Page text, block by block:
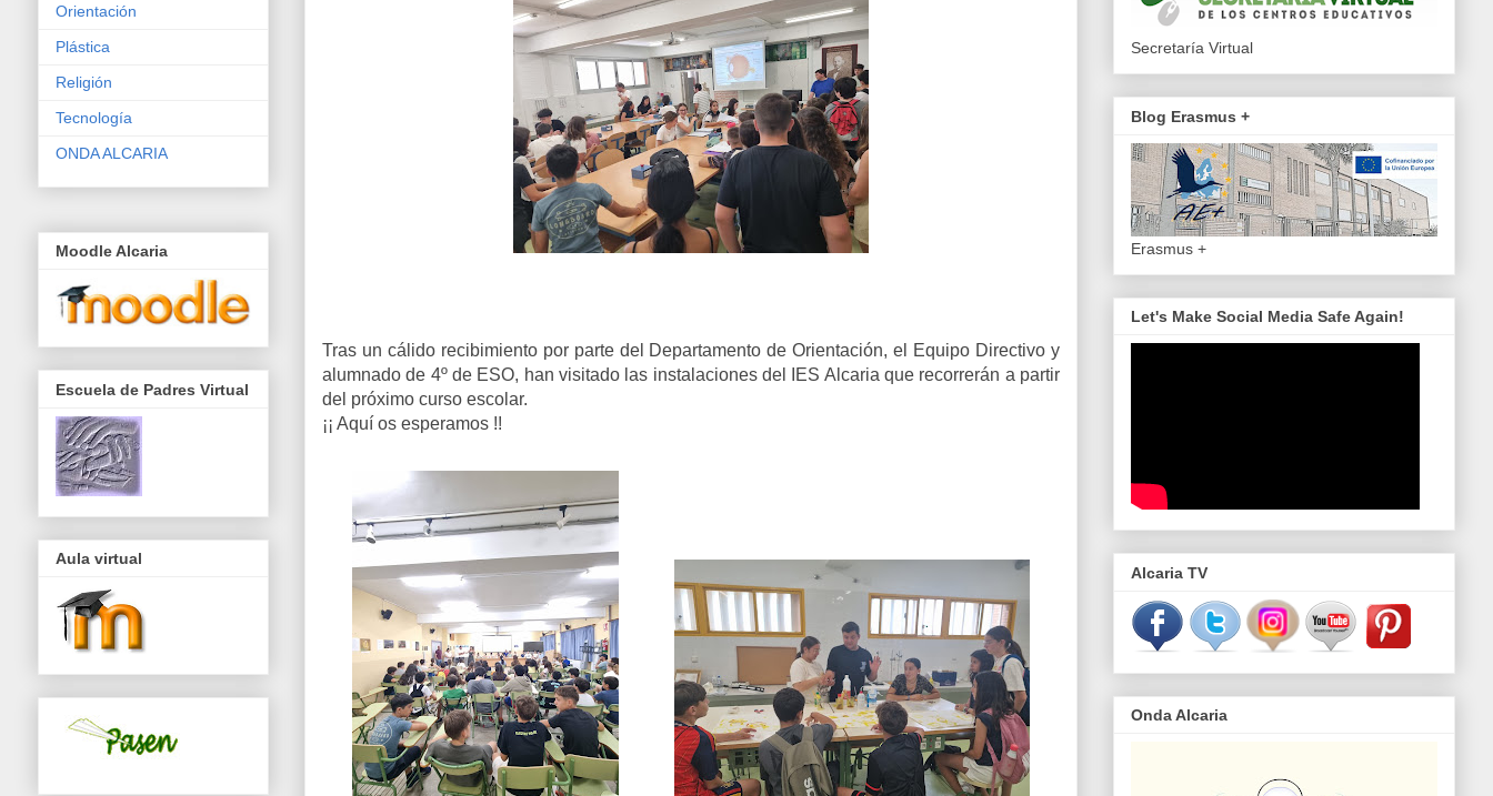
Tras un cálido recibimiento por parte del Departamento de Orientación, el Equipo Directivo y
alumnado de 4º de ESO, han visitado las instalaciones del IES Alcaria que recorrerán a partir
del próximo curso escolar.
¡¡ Aquí os esperamos !!
Orientación
Plástica
Religión
Tecnología
ONDA ALCARIA
Moodle Alcaria
Escuela de Padres Virtual
Aula virtual
Secretaría Virtual
Blog Erasmus +
Erasmus +
Let's Make Social Media Safe Again!
Alcaria TV
Onda Alcaria